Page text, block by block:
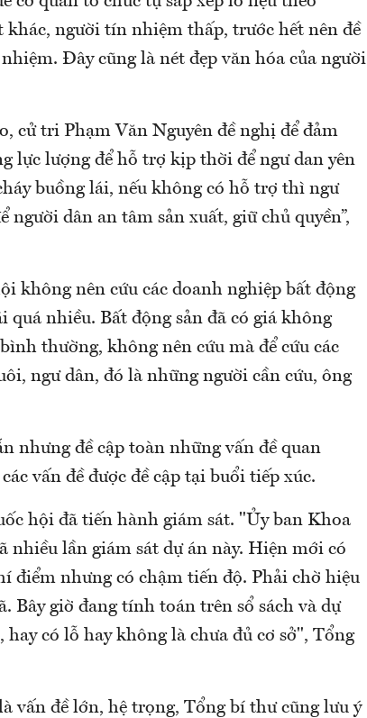
khác, người tín nhiệm thấp, trước hết nên đề
Đây cũng là nét đẹp văn hóa của người
cử tri Phạm Văn Nguyên đề nghị để đảm
lực lượng để hỗ trợ kịp thời để ngư dan yên
buồng lái, nếu không có hỗ trợ thì ngư
người dân an tâm sản xuất, giữ chủ quyền”,
không nên cứu các doanh nghiệp bất động
quá nhiều. Bất động sản đã có giá không
thường, không nên cứu mà để cứu các
ngư dân, đó là những người cần cứu, ông
nhưng đề cập toàn những vấn đề quan
vấn đề được đề cập tại buổi tiếp xúc.
hội đã tiến hành giám sát. "Ủy ban Khoa
nhiều lần giám sát dự án này. Hiện mới có
điểm nhưng có chậm tiến độ. Phải chờ hiệu
Bây giờ đang tính toán trên sổ sách và dự
có lỗ hay không là chưa đủ cơ sở", Tổng
vấn đề lớn, hệ trọng, Tổng bí thư cũng lưu ý